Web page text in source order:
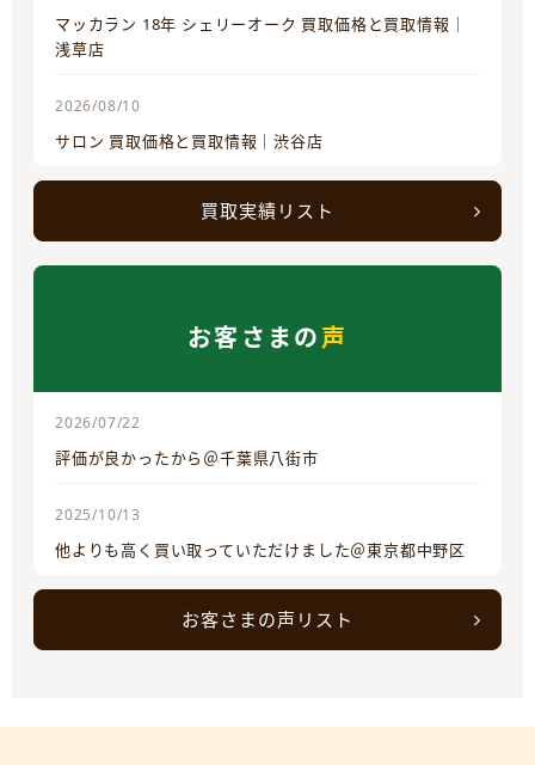
マッカラン 18年 シェリーオーク 買取価格と買取情報｜
浅草店
2026/08/10
サロン 買取価格と買取情報｜渋谷店
買取実績リスト
お客さまの声
2026/07/22
評価が良かったから＠千葉県八街市
2025/10/13
他よりも高く買い取っていただけました＠東京都中野区
お客さまの声リスト